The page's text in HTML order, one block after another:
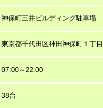
神保町三井ビルディング駐車場
東京都千代田区神田神保町１丁
07:00～22:00
38台